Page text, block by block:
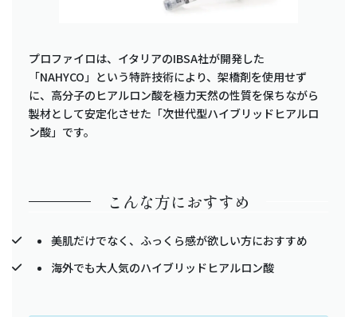
プロファイロは、イタリアのIBSA社が開発した
「NAHYCO」という特許技術により、架橋剤を使用せず
に、高分子のヒアルロン酸を極力天然の性質を保ちながら
製材として安定化させた「次世代型ハイブリッドヒアルロ
ン酸」です。
こんな方におすすめ
美肌だけでなく、ふっくら感が欲しい方におすすめ
海外でも大人気のハイブリッドヒアルロン酸